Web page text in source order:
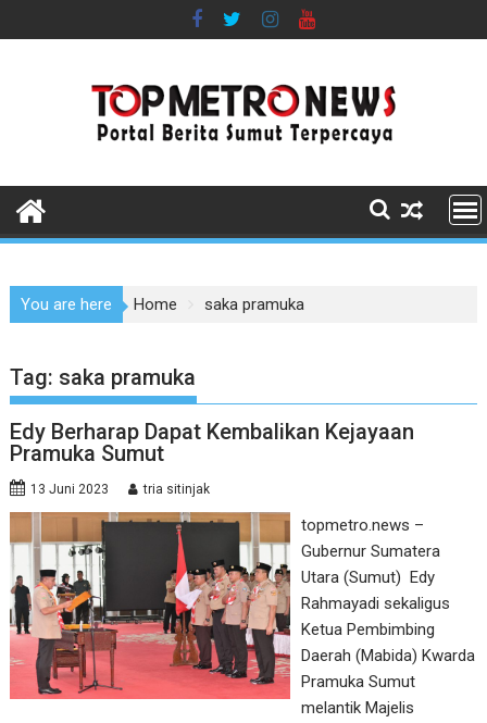
to
You are here Home saka pramuka
Tag: saka pramuka
Edy Berharap Dapat Kembalikan Kejayaan
Pramuka Sumut
13 Juni 2023 tria sitinjak
topmetro.news –
Gubernur Sumatera
Utara (Sumut) Edy
Rahmayadi sekaligus
Ketua Pembimbing
Daerah (Mabida) Kwarda
Pramuka Sumut
melantik Majelis